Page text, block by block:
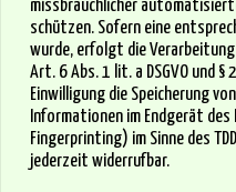
missbräuchlicher
schützen. Sofern eine
wurde, erfolgt die
Art. 6 Abs. 1 lit. a DSGVO und §
Einwilligung die Speicherung
Informationen im Endgerät des
Fingerprinting) im Sinne des
jederzeit widerrufbar.